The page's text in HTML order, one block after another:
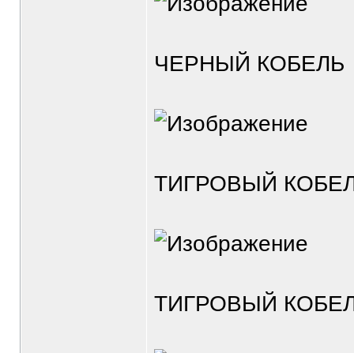
ЧЕРНЫЙ КОБЕЛЬ
ТИГРОВЫЙ
ТИГРОВЫЙ